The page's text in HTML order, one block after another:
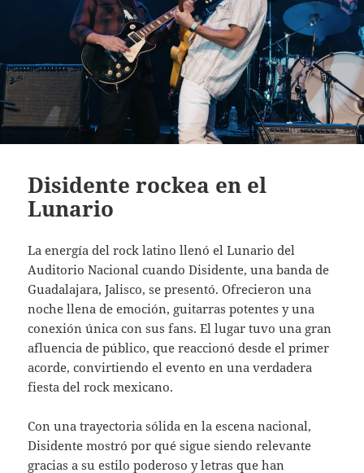
Disidente rockea en el
Lunario
La energía del rock latino llenó el Lunario del
Auditorio Nacional cuando Disidente, una banda de
Guadalajara, Jalisco, se presentó. Ofrecieron una
noche llena de emoción, guitarras potentes y una
conexión única con sus fans. El lugar tuvo una gran
afluencia de público, que reaccionó desde el primer
acorde, convirtiendo el evento en una verdadera
fiesta del rock mexicano.
Con una trayectoria sólida en la escena nacional,
Disidente mostró por qué sigue siendo relevante
gracias a su estilo poderoso y letras que han